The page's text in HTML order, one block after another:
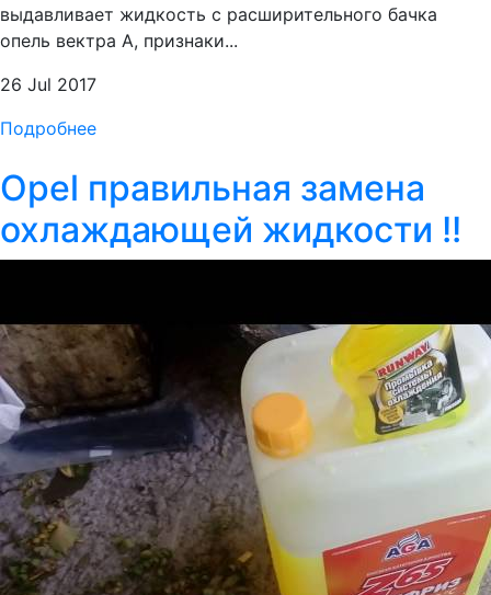
выдавливает жидкость с расширительного бачка
опель вектра А, признаки...
26 Jul 2017
Подробнее
Opel правильная замена
охлаждающей жидкости !!